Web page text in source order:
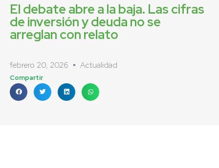
El debate abre a la baja. Las cifras
de inversión y deuda no se
arreglan con relato
febrero 20, 2026 Actualidad
Compartir